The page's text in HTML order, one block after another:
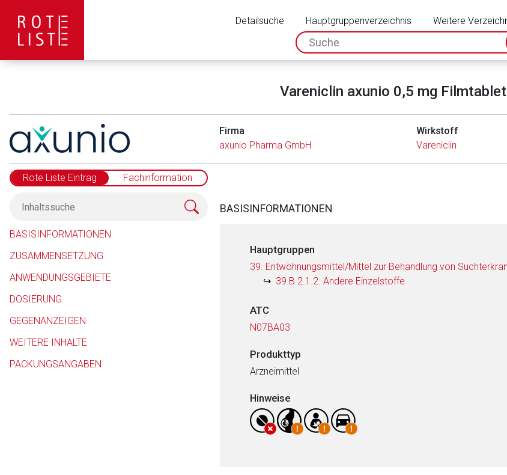
Detailsuche Hauptgruppenverzeichnis
Weitere
spc.search.input.placeholder
Vareniclin axunio 0,5 mg
Firma
axunio Pharma GmbH
Wirkstoff
Vareniclin
Rote Liste Eintrag Fachinformation
BASISINFORMATIONEN
ZUSAMMENSETZUNG
ANWENDUNGSGEBIETE
DOSIERUNG
GEGENANZEIGEN
WEITERE INHALTE
PACKUNGSANGABEN
BASISINFORMATIONEN
Hauptgruppen
39. Entwöhnungsmittel/Mittel zur Behandlung von
39.B.2.1.2. Andere Einzelstoffe
ATC
N07BA03
Produkttyp
Arzneimittel
Hinweise